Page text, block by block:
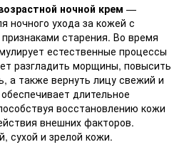
ночной крем —
ночного ухода за кожей с
старения. Во время
естественные процессы
разгладить морщины, повысить
а также вернуть лицу свежий и
длительное
восстановлению кожи
внешних факторов.
сухой и зрелой кожи.